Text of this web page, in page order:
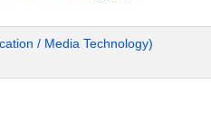
/ Media Technology)